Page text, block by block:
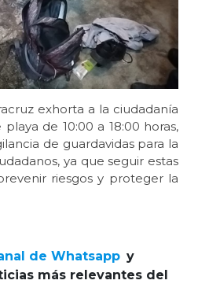
exhorta a la ciudadanía
de 10:00 a 18:00 horas,
de guardavidas para la
ya que seguir estas
riesgos y proteger la
de Whatsapp y
más relevantes del